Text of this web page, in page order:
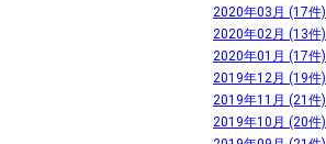
2020年03月 (17件)
2020年02月 (13件)
2020年01月 (17件)
2019年12月 (19件)
2019年11月 (21件)
2019年10月 (20件)